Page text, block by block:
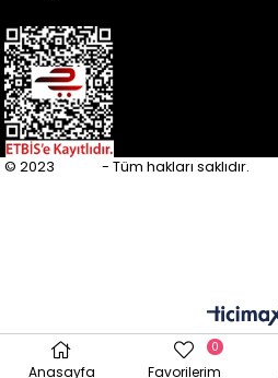
© 2023 Eupfly- Tüm hakları saklıdır.
Anasayfa Favorilerim
0